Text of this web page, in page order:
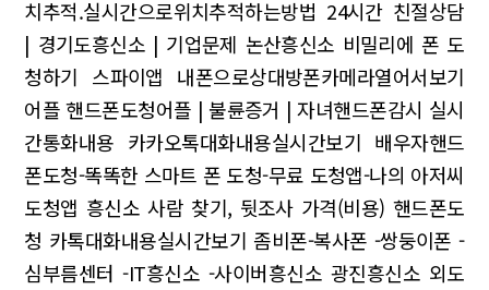
치추적.실시간으로위치추적하는방법 24시간 친절상담
| 경기도흥신소 | 기업문제 논산흥신소 비밀리에 폰 도
청하기 스파이앱 내폰으로상대방폰카메라열어서보기
어플 핸드폰도청어플 | 불륜증거 | 자녀핸드폰감시 실시
간통화내용 카카오톡대화내용실시간보기 배우자핸드
폰도청-똑똑한 스마트 폰 도청-무료 도청앱-나의 아저씨
도청앱 흥신소 사람 찾기, 뒷조사 가격(비용) 핸드폰도
청 카톡대화내용실시간보기 좀비폰-복사폰 -쌍둥이폰 -
심부름센터 -IT흥신소 -사이버흥신소 광진흥신소 외도